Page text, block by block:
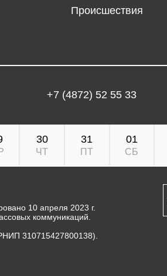
Происшествия
+7 (4872) 52 55 33
30
ЧТ
31
ПТ
01
СБ
10 апреля 2023 г.
коммуникаций.
310715427800138).